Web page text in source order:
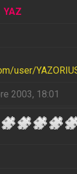
YAZ
user/
2003, 18:01